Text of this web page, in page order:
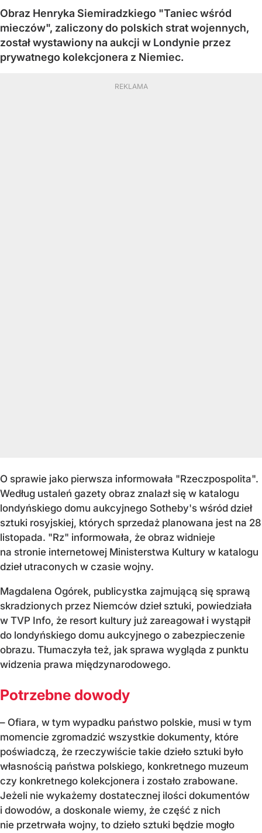
Obraz Henryka Siemiradzkiego "Taniec wśród
mieczów", zaliczony do polskich strat wojennych,
został wystawiony na aukcji w Londynie przez
prywatnego kolekcjonera z Niemiec.
O sprawie jako pierwsza informowała "Rzeczpospolita".
Według ustaleń gazety obraz znalazł się w katalogu
londyńskiego domu aukcyjnego Sotheby's wśród dzieł
sztuki rosyjskiej, których sprzedaż planowana jest na 28
listopada. "Rz" informowała, że obraz widnieje
na stronie internetowej Ministerstwa Kultury w katalogu
dzieł utraconych w czasie wojny.
Magdalena Ogórek, publicystka zajmującą się sprawą
skradzionych przez Niemców dzieł sztuki, powiedziała
w TVP Info, że resort kultury już zareagował i wystąpił
do londyńskiego domu aukcyjnego o zabezpieczenie
obrazu. Tłumaczyła też, jak sprawa wygląda z punktu
widzenia prawa międzynarodowego.
Potrzebne dowody
– Ofiara, w tym wypadku państwo polskie, musi w tym
momencie zgromadzić wszystkie dokumenty, które
poświadczą, że rzeczywiście takie dzieło sztuki było
własnością państwa polskiego, konkretnego muzeum
czy konkretnego kolekcjonera i zostało zrabowane.
Jeżeli nie wykażemy dostatecznej ilości dokumentów
i dowodów, a doskonale wiemy, że część z nich
nie przetrwała wojny, to dzieło sztuki będzie mogło